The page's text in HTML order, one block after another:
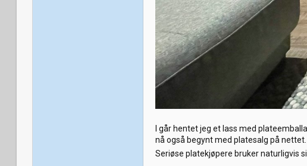
I går hentet jeg et lass med
nå også begynt med platesalg på
Seriøse platekjøpere bruker naturligvis